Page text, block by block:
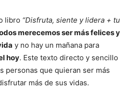
libro “Disfruta, siente y lidera + tu
merecemos ser más felices y
y no hay un mañana para
hoy. Este texto directo y sencillo
personas que quieran ser más
más de sus vidas.